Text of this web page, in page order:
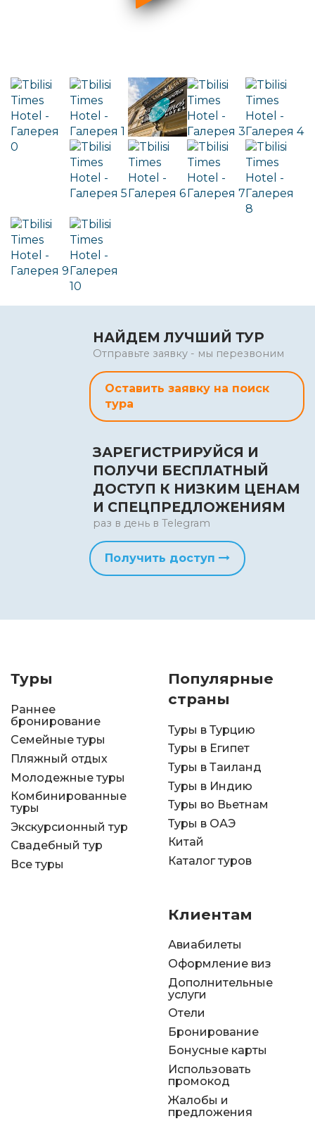
НАЙДЕМ ЛУЧШИЙ ТУР
Отправьте заявку - мы перезвоним
Оставить заявку на поиск
тура
ЗАРЕГИСТРИРУЙСЯ И
ПОЛУЧИ БЕСПЛАТНЫЙ
ДОСТУП К НИЗКИМ ЦЕНАМ
И СПЕЦПРЕДЛОЖЕНИЯМ
раз в день в Telegram
Получить доступ
Туры
Раннее
бронирование
Семейные туры
Пляжный отдых
Молодежные туры
Комбинированные
туры
Экскурсионный тур
Свадебный тур
Все туры
Популярные
страны
Туры в Турцию
Туры в Египет
Туры в Таиланд
Туры в Индию
Туры во Вьетнам
Туры в ОАЭ
Китай
Каталог туров
Клиентам
Авиабилеты
Оформление виз
Дополнительные
услуги
Отели
Бронирование
Бонусные карты
Использовать
промокод
Жалобы и
предложения